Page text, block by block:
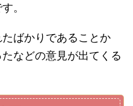
。
ばかりであることか
などの意見が出てくる